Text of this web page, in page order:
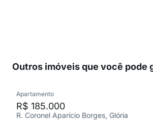
Outros imóveis que você pode
Apartamento
R$ 185.000
R. Coronel Aparício Borges, Glória